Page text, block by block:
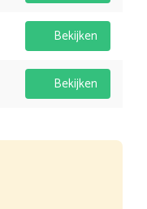
Bekijken
Bekijken